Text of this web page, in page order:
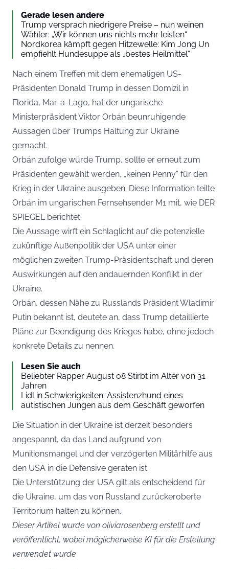
Gerade lesen andere
Trump versprach niedrigere Preise – nun weinen
Wähler: „Wir können uns nichts mehr leisten“
Nordkorea kämpft gegen Hitzewelle: Kim Jong Un
empfiehlt Hundesuppe als „bestes Heilmittel“
Nach einem Treffen mit dem ehemaligen US-
Präsidenten Donald Trump in dessen Domizil in
Florida, Mar-a-Lago, hat der ungarische
Ministerpräsident Viktor Orbán beunruhigende
Aussagen über Trumps Haltung zur Ukraine
gemacht.
Orbán zufolge würde Trump, sollte er erneut zum
Präsidenten gewählt werden, „keinen Penny“ für den
Krieg in der Ukraine ausgeben. Diese Information teilte
Orbán im ungarischen Fernsehsender M1 mit, wie DER
SPIEGEL berichtet.
Die Aussage wirft ein Schlaglicht auf die potenzielle
zukünftige Außenpolitik der USA unter einer
möglichen zweiten Trump-Präsidentschaft und deren
Auswirkungen auf den andauernden Konflikt in der
Ukraine.
Orbán, dessen Nähe zu Russlands Präsident Wladimir
Putin bekannt ist, deutete an, dass Trump detaillierte
Pläne zur Beendigung des Krieges habe, ohne jedoch
konkrete Details zu nennen.
Lesen Sie auch
Beliebter Rapper August 08 Stirbt im Alter von 31
Jahren
Lidl in Schwierigkeiten: Assistenzhund eines
autistischen Jungen aus dem Geschäft geworfen
Die Situation in der Ukraine ist derzeit besonders
angespannt, da das Land aufgrund von
Munitionsmangel und der verzögerten Militärhilfe aus
den USA in die Defensive geraten ist.
Die Unterstützung der USA gilt als entscheidend für
die Ukraine, um das von Russland zurückeroberte
Territorium halten zu können.
Dieser Artikel wurde von oliviarosenberg erstellt und
veröffentlicht, wobei möglicherweise KI für die Erstellung
verwendet wurde